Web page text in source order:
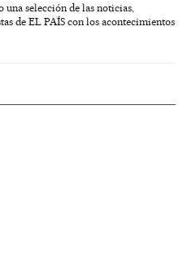
una selección de las noticias,
de EL PAÍS con los acontecimientos